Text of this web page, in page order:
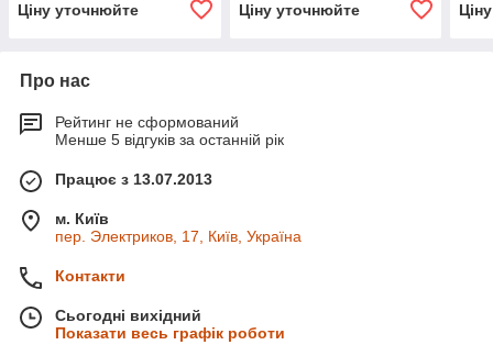
Ціну уточнюйте
Ціну уточнюйте
Про нас
Рейтинг не сформований
Менше 5 відгуків за останній рік
Працює з 13.07.2013
м. Київ
пер. Электриков, 17, Київ, Україна
Контакти
Сьогодні вихідний
Показати весь графік роботи